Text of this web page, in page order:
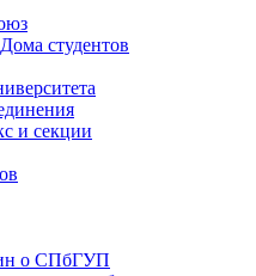
студентов
и секции
о СПбГУП